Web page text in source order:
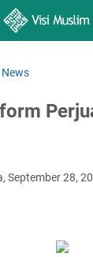
News
September 28,